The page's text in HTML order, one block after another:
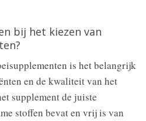
bij het kiezen van
is het belangrijk
en de kwaliteit van het
supplement de juiste
stoffen bevat en vrij is van